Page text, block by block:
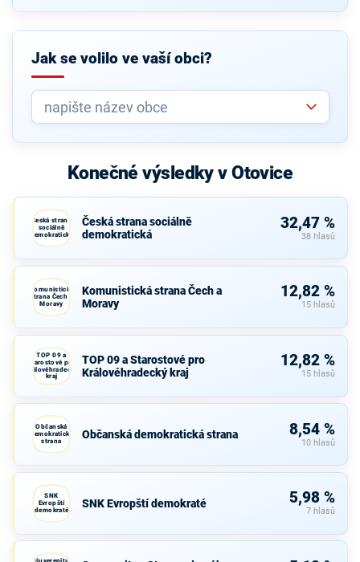
Jak se volilo ve vaší obci?
Konečné výsledky v Otovice
Česká strana
sociálně
demokratická
Česká strana sociálně
demokratická
32,47 %
38 hlasů
Komunistická
strana Čech a
Moravy
Komunistická strana Čech a
Moravy
12,82 %
15 hlasů
TOP 09 a
Starostové pro
Královéhradecký
kraj
TOP 09 a Starostové pro
Královéhradecký kraj
12,82 %
15 hlasů
Občanská
demokratická
strana
Občanská demokratická strana 8,54 %
10 hlasů
SNK
Evropští
demokraté
SNK Evropští demokraté 5,98 %
7 hlasů